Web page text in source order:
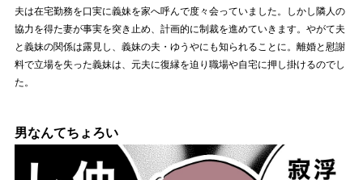
夫は在宅勤務を口実に義妹を家へ呼んで度々会っていました。しかし隣人の
協力を得た妻が事実を突き止め、計画的に制裁を進めていきます。やがて夫
と義妹の関係は露見し、義妹の夫・ゆうやにも知られることに。離婚と慰謝
料で立場を失った義妹は、元夫に復縁を迫り職場や自宅に押し掛けるのでし
た。
男なんてちょろい